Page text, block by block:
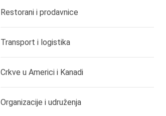
Restorani i prodavnice
Transport i logistika
Crkve u Americi i Kanadi
Organizacije i udruženja